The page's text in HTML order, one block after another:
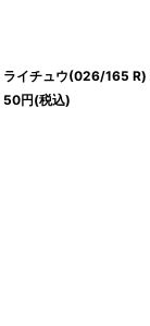
ライチュウ(026/165 R)
50円(税込)